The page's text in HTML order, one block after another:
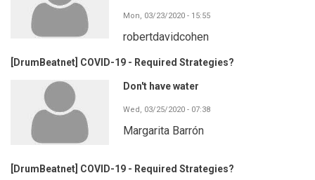
Mon, 03/23/2020 - 15:55
robertdavidcohen
[DrumBeatnet] COVID-19 - Required Strategies?
Don't have water
Wed, 03/25/2020 - 07:38
Margarita Barrón
[DrumBeatnet] COVID-19 - Required Strategies?